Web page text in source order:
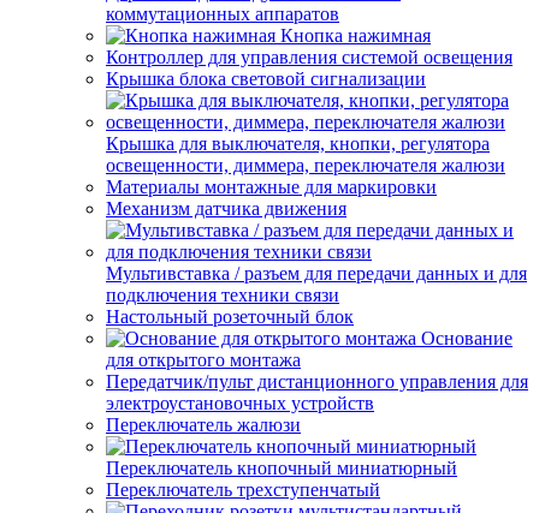
коммутационных аппаратов
Кнопка нажимная
Контроллер для управления системой освещения
Крышка блока световой сигнализации
Крышка для выключателя, кнопки, регулятора
освещенности, диммера, переключателя жалюзи
Материалы монтажные для маркировки
Механизм датчика движения
Мультивставка / разъем для передачи данных и для
подключения техники связи
Настольный розеточный блок
Основание
для открытого монтажа
Передатчик/пульт дистанционного управления для
электроустановочных устройств
Переключатель жалюзи
Переключатель кнопочный миниатюрный
Переключатель трехступенчатый